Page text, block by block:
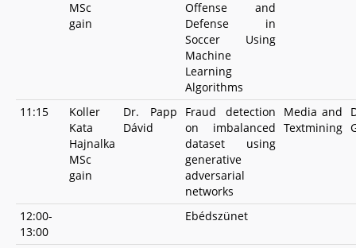
MSc
gain
Offense and
Defense in
Soccer Using
Machine
Learning
Algorithms
11:15
Koller
Kata
Hajnalka
MSc
gain
Dr. Papp
Dávid
Fraud detection
on imbalanced
dataset using
generative
adversarial
networks
Media and
Textmining
12:00-
13:00
Ebédszünet